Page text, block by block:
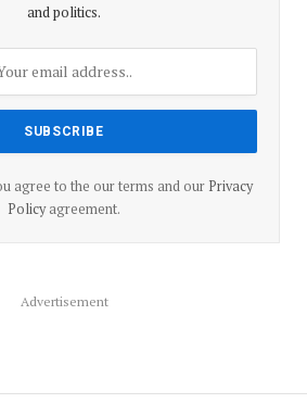
and politics.
agree to the our terms and our Privacy
Policyagreement.
Advertisement